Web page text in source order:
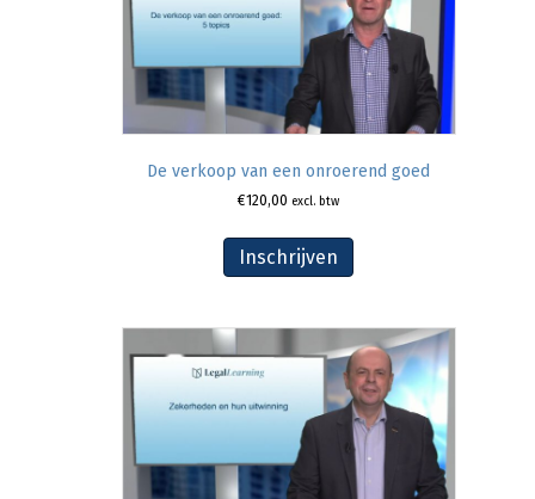
De verkoop van een onroerend goed
€120,00 excl. btw
Inschrijven